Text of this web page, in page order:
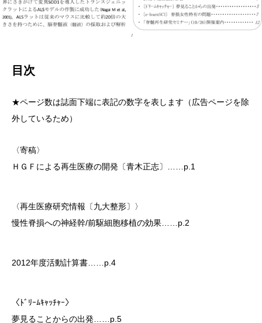
目次
★ページ数は誌面下端に表記の数字を表します（広告ページを除
外しているため）
〈寄稿〉
ＨＧＦによる再生医療の開発〔青木正志〕……p.1
〈再生医療研究情報〔九大整形〕〉
慢性脊損への神経幹/前駆細胞移植の効果……p.2
2012年度活動計算書……p.4
〈ﾄﾞﾘｰﾑｷｬｯﾁｬｰ〉
夢見ることからの出発……p.5